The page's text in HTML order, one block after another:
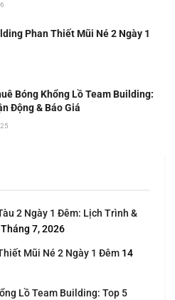
Phan Thiết Mũi Né 2 Ngày 1
Bóng Khổng Lồ Team Building:
Động & Báo Giá
2 Ngày 1 Đêm: Lịch Trình &
7, 2026
Mũi Né 2 Ngày 1 Đêm 14
Lồ Team Building: Top 5